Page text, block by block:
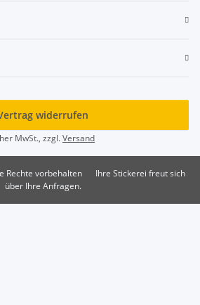
widerrufen
MwSt., zzgl.Versand
Rechte vorbehalten
Ihre Stickerei freut sich
über Ihre Anfragen.